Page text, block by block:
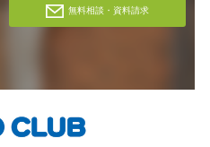
無料相談・資料請求